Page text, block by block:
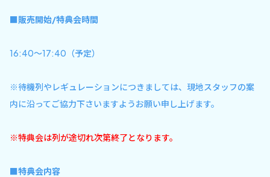
■販売開始/特典会時間
16:40〜17:40（予定）
※待機列やレギュレーションにつきましては、現地スタッフの案
内に沿ってご協力下さいますようお願い申し上げます。
※特典会は列が途切れ次第終了となります。
■特典会内容